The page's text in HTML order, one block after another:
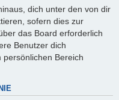
dich unter den von dir
sofern dies zur
das Board erforderlich
Benutzer dich
Bereich